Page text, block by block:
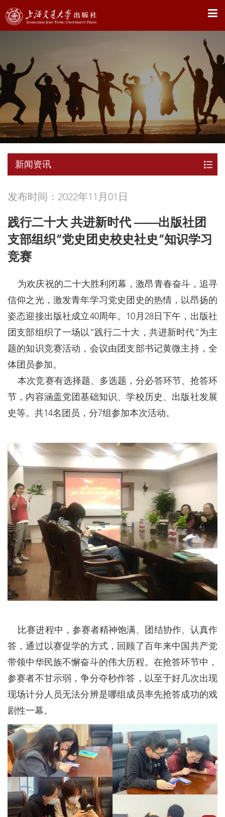
X
新闻资讯
发布时间：2022年11月01日
践行二十大 共进新时代 ——出版社团
支部组织“党史团史校史社史”知识学习
竞赛
为欢庆祝的二十大胜利闭幕，激昂青春奋斗，追寻
信仰之光，激发青年学习党史团史的热情，以昂扬的
姿态迎接出版社成立40周年。10月28日下午，出版社
团支部组织了一场以“践行二十大，共进新时代”为主
题的知识竞赛活动，会议由团支部书记黄微主持，全
体团员参加。
本次竞赛有选择题、多选题，分必答环节、抢答环
节，内容涵盖党团基础知识、学校历史、出版社发展
史等。共14名团员，分7组参加本次活动。
比赛进程中，参赛者精神饱满、团结协作、认真作
答，通过以赛促学的方式，回顾了百年来中国共产党
带领中华民族不懈奋斗的伟大历程。在抢答环节中，
参赛者不甘示弱，争分夺秒作答，以至于好几次出现
现场计分人员无法分辨是哪组成员率先抢答成功的戏
剧性一幕。